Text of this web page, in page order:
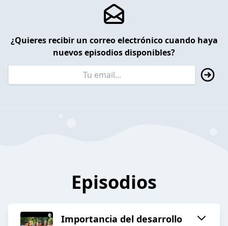
¿Quieres recibir un correo electrónico cuando haya
nuevos episodios disponibles?
Episodios
Importancia del desarrollo